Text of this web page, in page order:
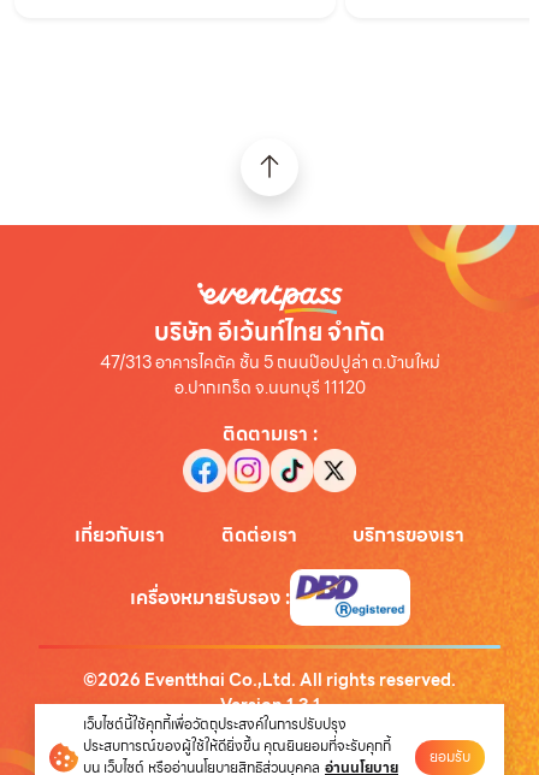
บริษัท อีเว้นท์ไทย จำกัด
47/313 อาคารไคตัค ชั้น 5 ถนนป๊อปปูล่า ต.บ้านใหม่
อ.ปากเกร็ด จ.นนทบุรี 11120
ติดตามเรา :
เกี่ยวกับเรา ติดต่อเรา บริการของเรา
เครื่องหมายรับรอง:
©2026 Eventthai Co.,Ltd. All rights reserved.
Version1.3.1
นโยบายความเป็นส่วนตัว
เว็บไซต์นี้ใช้คุกกี้เพื่อวัตถุประสงค์ในการปรับปรุง
ประสบการณ์ของผู้ใช้ให้ดียิ่งขึ้น คุณยินยอมที่จะรับคุกกี้
บน เว็บไซต์ หรืออ่านนโยบายสิทธิส่วนบุคคล อ่านนโยบาย ยอมรับ